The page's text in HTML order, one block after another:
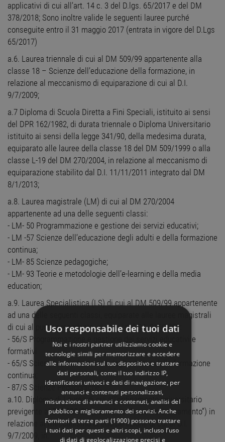
applicativi di cui all’art. 14 c. 3 del D.lgs. 65/2017 e del DM
378/2018; Sono inoltre valide le seguenti lauree purché
conseguite entro il 31 maggio 2017 (entrata in vigore del D.Lgs
65/2017)
a.6. Laurea triennale di cui al DM 509/99 appartenente alla
classe 18 – Scienze dell’educazione della formazione, in
relazione al meccanismo di equiparazione di cui al D.I.
9/7/2009;
a.7 Diploma di Scuola Diretta a Fini Speciali, istituito ai sensi
del DPR 162/1982, di durata triennale o Diploma Universitario
istituito ai sensi della legge 341/90, della medesima durata,
equiparato alle lauree della classe 18 del DM 509/1999 o alla
classe L-19 del DM 270/2004, in relazione al meccanismo di
equiparazione stabilito dal D.I. 11/11/2011 integrato dal DM
8/1/2013;
a.8. Laurea magistrale (LM) di cui al DM 270/2004
appartenente ad una delle seguenti classi:
- LM- 50 Programmazione e gestione dei servizi educativi;
- LM -57 Scienze dell’educazione degli adulti e della formazione
continua;
- LM- 85 Scienze pedagogiche;
- LM- 93 Teorie e metodologie dell’e-learning e della media
education;
a.9. Laurea Specialistica (LS) di cui al DM 509/99 appartenente
ad una delle seguenti classi, equiparate alle lauree magistrali
di cui al punto precedente, ai sensi del D.I. 9/7/2009:
- 56/S Programmazione e gestione dei servizi educativi e
formativi
- 65/S Scienze dell’educazione degli adulti e della formazione
continua;
- 87/S Scienze Pedagogiche;
a.10. Diploma di Laurea di cui all’ordinamento universitario
previgente al DM 509/99 (cosiddetto “vecchio ordinamento”) in
relazione al meccanismo di equiparazione di cui al D.I.
9/7/2009, in:
Uso responsabile dei tuoi dati
Noi e i nostri partner utilizziamo cookie e
tecnologie simili per memorizzare e accedere
alle informazioni sul tuo dispositivo e trattare
dati personali, come il tuo indirizzo IP,
identificatori univoci e dati di navigazione, per
annunci e contenuti personalizzati,
misurazione di annunci e contenuti, analisi del
pubblico e miglioramento dei servizi. Anche
Fornitori di terze parti (1900) possono trattare
i tuoi dati per questi e altri scopi, incluso l’uso
di dati di geolocalizzazione precisi e